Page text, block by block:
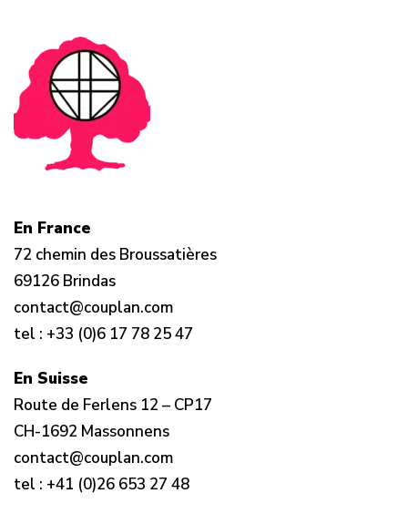
En France
72 chemin des Broussatières
69126 Brindas
contact@couplan.com
tel : +33 (0)6 17 78 25 47
En Suisse
Route de Ferlens 12 – CP17
CH-1692 Massonnens
contact@couplan.com
tel : +41 (0)26 653 27 48